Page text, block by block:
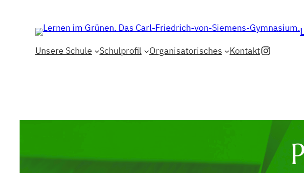
springen
Unsere Schule Schulprofil Organisatorisches Kontakt